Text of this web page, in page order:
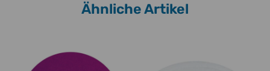
Ähnliche Artikel